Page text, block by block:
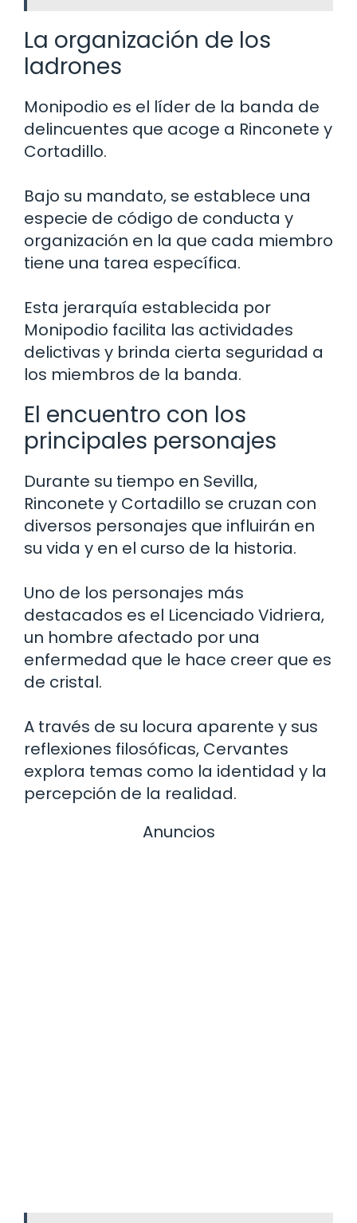
La organización de los
ladrones
Monipodio es el líder de la banda de
delincuentes que acoge a Rinconete y
Cortadillo.
Bajo su mandato, se establece una
especie de código de conducta y
organización en la que cada miembro
tiene una tarea específica.
Esta jerarquía establecida por
Monipodio facilita las actividades
delictivas y brinda cierta seguridad a
los miembros de la banda.
El encuentro con los
principales personajes
Durante su tiempo en Sevilla,
Rinconete y Cortadillo se cruzan con
diversos personajes que influirán en
su vida y en el curso de la historia.
Uno de los personajes más
destacados es el Licenciado Vidriera,
un hombre afectado por una
enfermedad que le hace creer que es
de cristal.
A través de su locura aparente y sus
reflexiones filosóficas, Cervantes
explora temas como la identidad y la
percepción de la realidad.
Anuncios